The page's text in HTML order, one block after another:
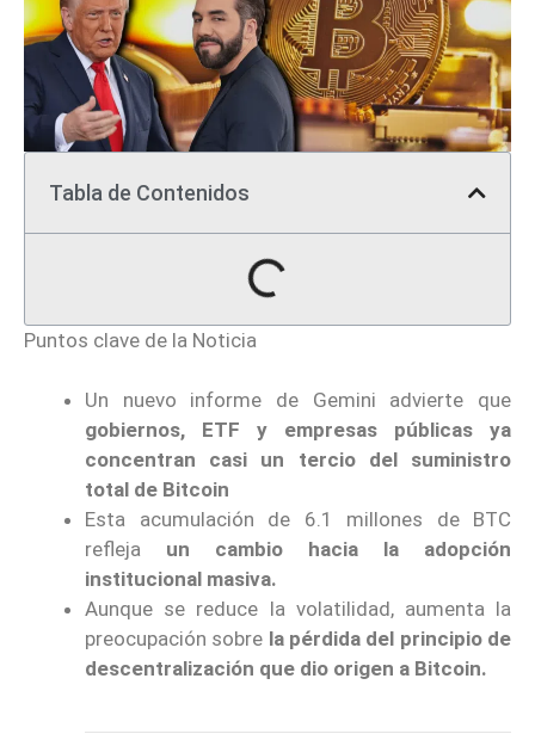
Tabla de Contenidos
Puntos clave de la Noticia
Un nuevo informe de Gemini advierte que
gobiernos, ETF y empresas públicas ya
concentran casi un tercio del suministro
total de Bitcoin
Esta acumulación de 6.1 millones de BTC
refleja un cambio
hacia la adopción
institucional masiva.
Aunque se reduce la volatilidad, aumenta la
preocupación sobre la pérdida del principio de
descentralización que dio origen a Bitcoin.